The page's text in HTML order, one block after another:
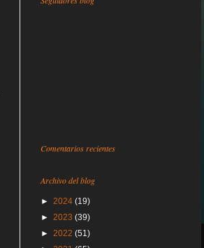
Comentarios recientes
Archivo del blog
► 2024 (19)
► 2023 (39)
► 2022 (51)